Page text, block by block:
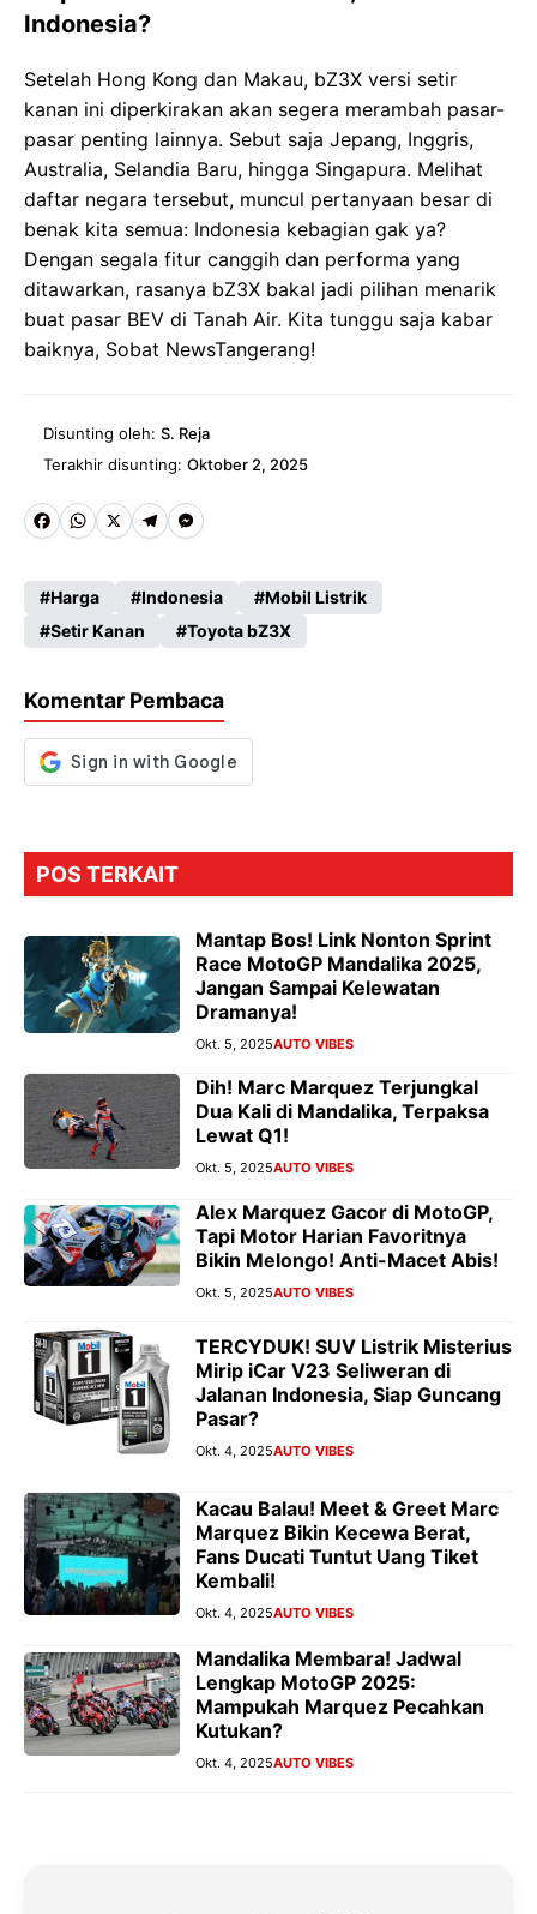
Indonesia?
Setelah Hong Kong dan Makau, bZ3X versi setir
kanan ini diperkirakan akan segera merambah pasar-
pasar penting lainnya. Sebut saja Jepang, Inggris,
Australia, Selandia Baru, hingga Singapura. Melihat
daftar negara tersebut, muncul pertanyaan besar di
benak kita semua: Indonesia kebagian gak ya?
Dengan segala fitur canggih dan performa yang
ditawarkan, rasanya bZ3X bakal jadi pilihan menarik
buat pasar BEV di Tanah Air. Kita tunggu saja kabar
baiknya, Sobat NewsTangerang!
Disunting oleh: S. Reja
Terakhir disunting: Oktober 2, 2025
Fa
b
o
k
W
ts
A
p
X
Te
gr
a
M
se
n
er
Harga Indonesia
Mobil Listrik
Setir Kanan
Toyota bZ3X
Komentar Pembaca
POS TERKAIT
Mantap Bos! Link Nonton Sprint
Race MotoGP Mandalika 2025,
Jangan Sampai Kelewatan
Dramanya!
Okt. 5, 2025AUTO VIBES
Dih! Marc Marquez Terjungkal
Dua Kali di Mandalika, Terpaksa
Lewat Q1!
Okt. 5, 2025AUTO VIBES
Alex Marquez Gacor di MotoGP,
Tapi Motor Harian Favoritnya
Bikin Melongo! Anti-Macet Abis!
Okt. 5, 2025AUTO VIBES
TERCYDUK! SUV Listrik Misterius
Mirip iCar V23 Seliweran di
Jalanan Indonesia, Siap Guncang
Pasar?
Okt. 4, 2025AUTO VIBES
Kacau Balau! Meet & Greet Marc
Marquez Bikin Kecewa Berat,
Fans Ducati Tuntut Uang Tiket
Kembali!
Okt. 4, 2025AUTO VIBES
Mandalika Membara! Jadwal
Lengkap MotoGP 2025:
Mampukah Marquez Pecahkan
Kutukan?
Okt. 4, 2025AUTO VIBES